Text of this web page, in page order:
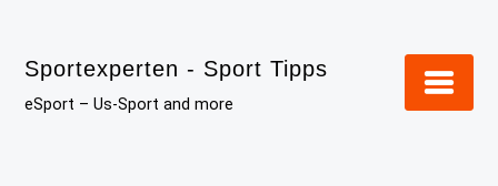
content
Sportexperten - Sport Tipps
eSport – Us-Sport and more